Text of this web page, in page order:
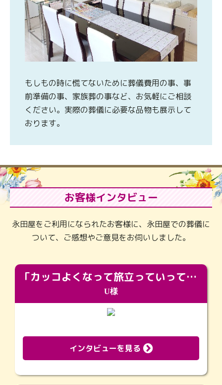
もしもの時に慌てないために葬儀費用の事、事
前準備の事、家族葬の事など、お気軽にご相談
ください。実際の葬儀に必要な品物も展示して
おります。
お客様インタビュー
永田屋をご利用になられたお客様に、永田屋での葬儀に
ついて、ご感想やご意見をお伺いしました。
「カッコよくなって旅立っていってくれました（笑）もっとカッコいいって言ってあげればよかったな」
U様
インタビューを見る